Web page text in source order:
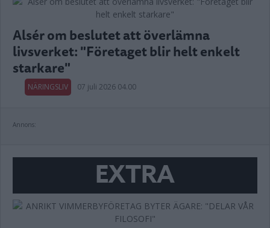
Alsér om beslutet att överlämna
livsverket: "Företaget blir helt enkelt
starkare"
NÄRINGSLIV 07 juli 2026 04.00
Annons:
EXTRA